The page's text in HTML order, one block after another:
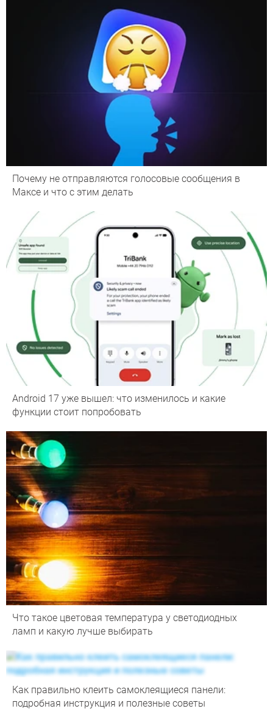
Почему не отправляются голосовые сообщения в
Максе и что с этим делать
Android 17 уже вышел: что изменилось и какие
функции стоит попробовать
Что такое цветовая температура у светодиодных
ламп и какую лучше выбирать
Как правильно клеить самоклеящиеся панели:
подробная инструкция и полезные советы